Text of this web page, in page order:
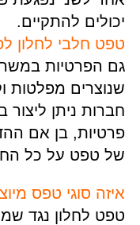
יכולים להתקיים.
טפט חלבי לחלון
גם הפרטיות
שנוצרים מפלטות
חברות ניתן
פרטיות, בן אם
של טפט על כל
איזה סוגי טפס
טפט לחלון נגד